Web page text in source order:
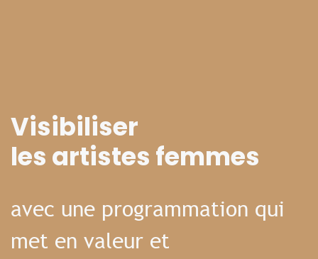
Visibiliser
les artistes femmes
avec une programmation qui
met en valeur et